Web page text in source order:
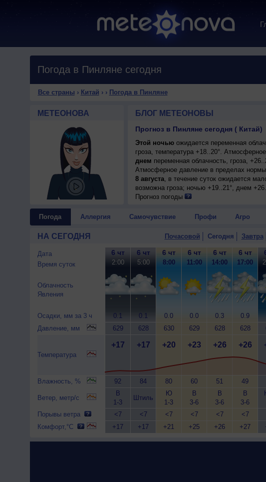
Погода в Пинляне сегодня
Все страны › Китай › › Погода в Пинляне
МЕТЕОНОВА БЛОГ МЕТЕОНОВЫ
Прогноз в Пинляне сегодня ( Китай)
Этой ночьюожидается переменная
гроза, температура +18..20°.
днем переменная облачность, гроза,
Атмосферное давление в пределах
8 августа, в течение суток ожидается
возможна гроза; ночью +19..21°, днем
Прогноз погоды
Погода Аллергия Самочувствие Профи Агро
НА СЕГОДНЯ Почасовой Сегодня Завтра
Дата
Время суток
Облачность
Явления
Осадки, мм за 3 ч
Давление, мм
Температура
Влажность, %
Ветер, метр/с
Порывы ветра
Комфорт,°C
6 чт
2:00
0.1
629
+17
92
В
1-3
<7
+17
6 чт
5:00
0.1
628
+17
84
Штиль
<7
+17
6 чт
8:00
0.0
630
+20
80
Ю
1-3
<7
+21
6 чт
11:00
0.0
629
+23
60
В
3-6
<7
+25
6 чт
14:00
0.3
628
+26
51
В
3-6
<7
+26
6 чт
17:00
0.9
628
+26
49
В
3-6
<7
+27